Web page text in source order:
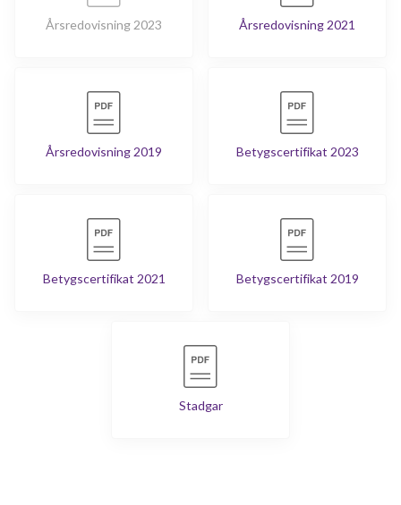
Årsredovisning 2023 Årsredovisning 2021
Årsredovisning 2019 Betygscertifikat 2023
Betygscertifikat 2021 Betygscertifikat 2019
Stadgar